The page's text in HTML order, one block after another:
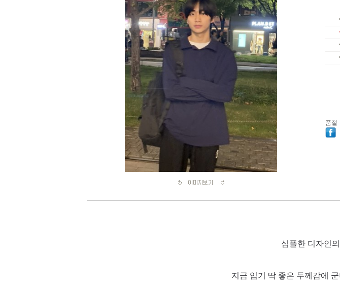
품절
심플한 디자인
지금 입기 딱 좋은 두께감에